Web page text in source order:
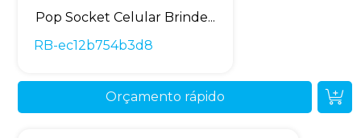
Pop Socket Celular Brinde...
RB-ec12b754b3d8
Orçamento rápido